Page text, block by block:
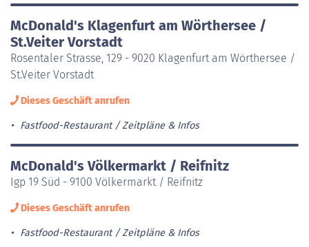
McDonald's Klagenfurt am Wörthersee /
St.Veiter Vorstadt
Rosentaler Strasse, 129 - 9020 Klagenfurt am Wörthersee /
St.Veiter Vorstadt
Dieses Geschäft anrufen
Fastfood-Restaurant Zeitpläne & Infos
McDonald's Völkermarkt / Reifnitz
Igp 19 Süd - 9100 Völkermarkt / Reifnitz
Dieses Geschäft anrufen
Fastfood-Restaurant Zeitpläne & Infos